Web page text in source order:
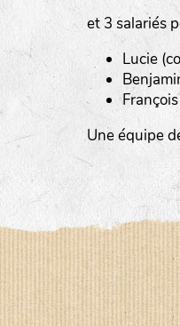
et 3 salariés
Lucie
Une équipe
Le
La